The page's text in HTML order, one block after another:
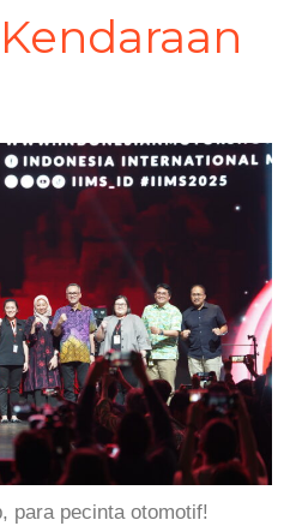
para pecinta otomotif!